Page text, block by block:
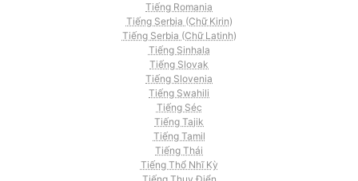
Tiếng Romania
Tiếng Serbia (Chữ Kirin)
Tiếng Serbia (Chữ Latinh)
Tiếng Sinhala
Tiếng Slovak
Tiếng Slovenia
Tiếng Swahili
Tiếng Séc
Tiếng Tajik
Tiếng Tamil
Tiếng Thái
Tiếng Thổ Nhĩ Kỳ